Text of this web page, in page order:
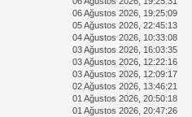
06 Ağustos 2026, 19:25:09
05 Ağustos 2026, 22:45:13
04 Ağustos 2026, 10:33:08
03 Ağustos 2026, 16:03:35
03 Ağustos 2026, 12:22:16
03 Ağustos 2026, 12:09:17
02 Ağustos 2026, 13:46:21
01 Ağustos 2026, 20:50:18
01 Ağustos 2026, 20:47:26